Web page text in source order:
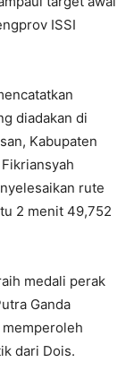
ISSI
diadakan di
Kabupaten
rute
2 menit 49,752
medali perak
Ganda
dari Dois.